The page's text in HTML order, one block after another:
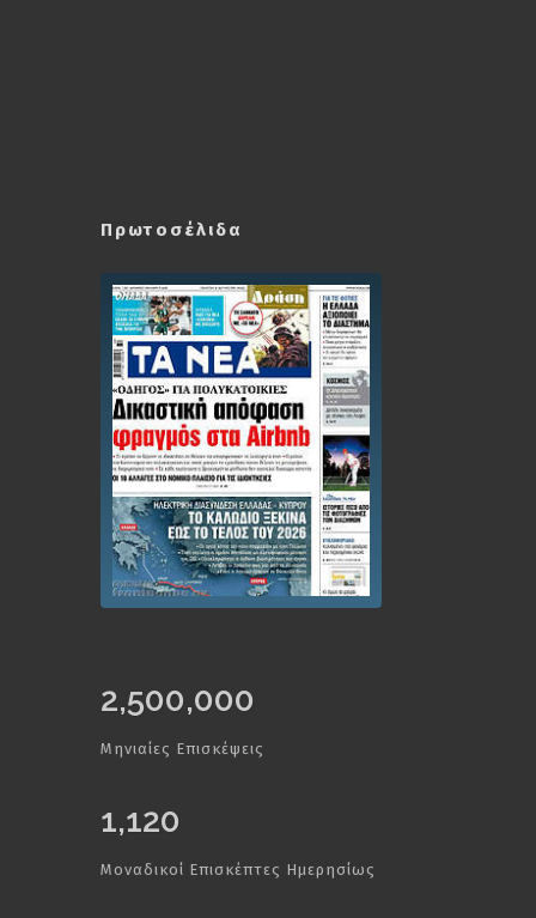
Πρωτοσέλιδα
2,500,000
Μηνιαίες Επισκέψεις
1,120
Μοναδικοί Επισκέπτες Ημερησίως